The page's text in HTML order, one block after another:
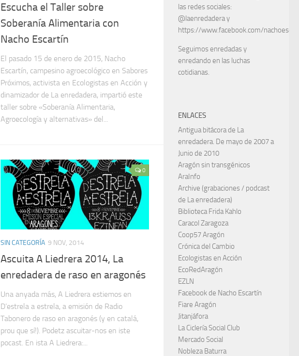
Escucha el Taller sobre
Soberanía Alimentaria con
Nacho Escartín
El pasado 15 de enero de 2015, Nacho
Escartín, campesino agroecológico en Sabores
Próximos, activista en Ecologistas en Acción y
dinamizador de La enredadera, impartió este
taller sobre «Soberanía Alimentaria,
Agroecología y alternativas» del...
0
SIN CATEGORÍA 9 NOV, 2014
Ascuita A Liedrera 2014, La
enredadera de raso en aragonés
Una anyada más, A Liedrera estiemos en
D’estrela a estrela, a emisión de Radio
Tabonero de raso en aragonés (y en catalá,
prou que sí!). Podetz ascuitar-nos en iste
pocast. En ista A Liedrera:...
las redes sociales:
@laenredadera y
https://www.facebook.com/
Seguimos enredadas y
enredando en las luchas
cotidianas.
ENLACES
Antigua bitácora de La
enredadera. De mayo de 2007 a
Junio de 2010
Aragón sin transgénicos
AraInfo
Archive (grabaciones / podcast
de La enredadera)
Biblioteca Frida Kahlo
Caracol Zaragoza
Coop57 Aragón
Crónica del Cambio
Ecologistas en Acción
EcoRedAragón
EZLN
Facebook de Nacho Escartín
Fiare Aragón
Jitanjáfora
La Ciclería Social Club
Mercado Social
Nobleza Baturra